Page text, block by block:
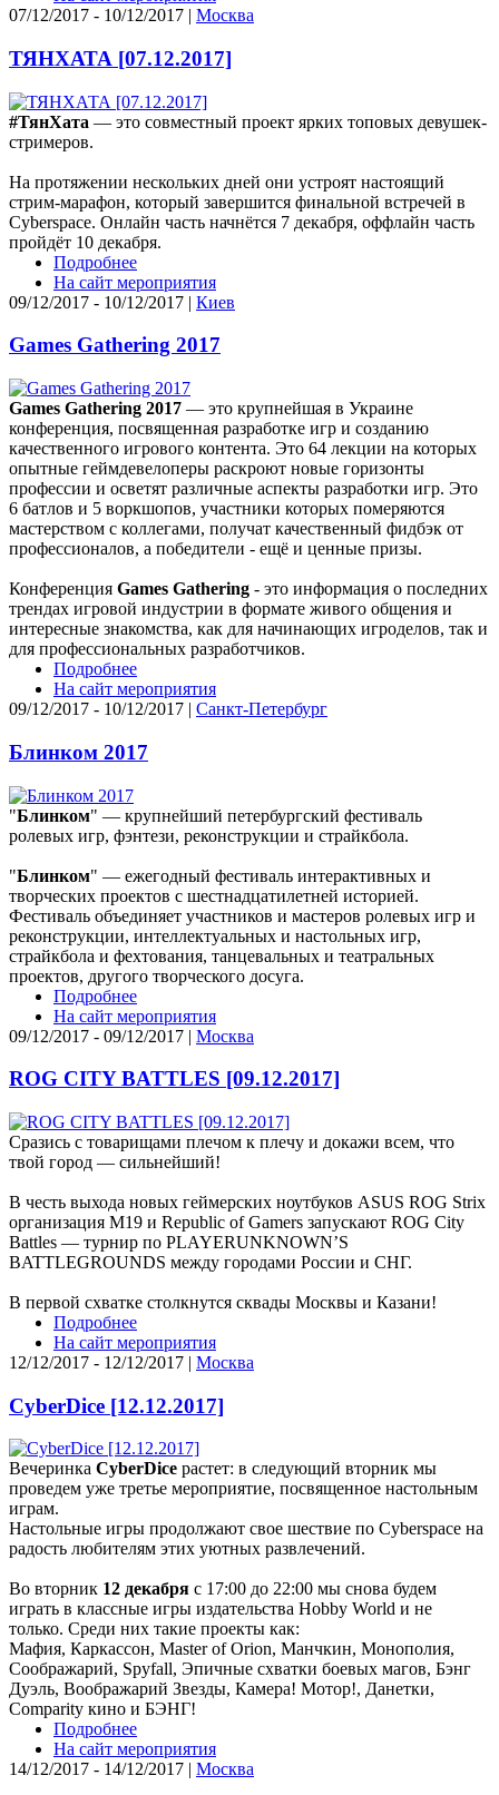
07/12/2017 - 10/12/2017 | Москва
ТЯНХАТА [07.12.2017]
#ТянХата — это совместный проект ярких топовых девушек-
стримеров.
На протяжении нескольких дней они устроят настоящий
стрим-марафон, который завершится финальной встречей в
Cyberspace. Онлайн часть начнётся 7 декабря, оффлайн часть
пройдёт 10 декабря.
Подробнее
На сайт мероприятия
09/12/2017 - 10/12/2017 | Киев
Games Gathering 2017
Games Gathering 2017 — это крупнейшая в Украине
конференция, посвященная разработке игр и созданию
качественного игрового контента. Это 64 лекции на которых
опытные геймдевелоперы раскроют новые горизонты
профессии и осветят различные аспекты разработки игр. Это
6 батлов и 5 воркшопов, участники которых померяются
мастерством с коллегами, получат качественный фидбэк от
профессионалов, а победители - ещё и ценные призы.
Конференция Games Gathering - это информация о последних
трендах игровой индустрии в формате живого общения и
интересные знакомства, как для начинающих игроделов, так и
для профессиональных разработчиков.
Подробнее
На сайт мероприятия
09/12/2017 - 10/12/2017 | Санкт-Петербург
Блинком 2017
"Блинком" — крупнейший петербургский фестиваль
ролевых игр, фэнтези, реконструкции и страйкбола.
"Блинком" — ежегодный фестиваль интерактивных и
творческих проектов с шестнадцатилетней историей.
Фестиваль объединяет участников и мастеров ролевых игр и
реконструкции, интеллектуальных и настольных игр,
страйкбола и фехтования, танцевальных и театральных
проектов, другого творческого досуга.
Подробнее
На сайт мероприятия
09/12/2017 - 09/12/2017 | Москва
ROG CITY BATTLES [09.12.2017]
Сразись с товарищами плечом к плечу и докажи всем, что
твой город — сильнейший!
В честь выхода новых геймерских ноутбуков ASUS ROG Strix
организация М19 и Republic of Gamers запускают ROG City
Battles — турнир по PLAYERUNKNOWN’S
BATTLEGROUNDS между городами России и СНГ.
В первой схватке столкнутся сквады Москвы и Казани!
Подробнее
На сайт мероприятия
12/12/2017 - 12/12/2017 | Москва
CyberDice [12.12.2017]
Вечеринка CyberDice растет: в следующий вторник мы
проведем уже третье мероприятие, посвященное настольным
играм.
Настольные игры продолжают свое шествие по Cyberspace на
радость любителям этих уютных развлечений.
Во вторник 12 декабря с 17:00 до 22:00 мы снова будем
играть в классные игры издательства Hobby World и не
только. Среди них такие проекты как:
Мафия, Каркассон, Master of Orion, Манчкин, Монополия,
Соображарий, Spyfall, Эпичные схватки боевых магов, Бэнг
Дуэль, Воображарий Звезды, Камера! Мотор!, Данетки,
Comparity кино и БЭНГ!
Подробнее
На сайт мероприятия
14/12/2017 - 14/12/2017 | Москва